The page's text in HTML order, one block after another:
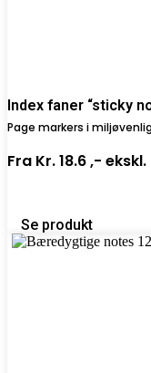
Index faner “sticky
Page markers i
Fra Kr. 18.6 ,-
Se produkt